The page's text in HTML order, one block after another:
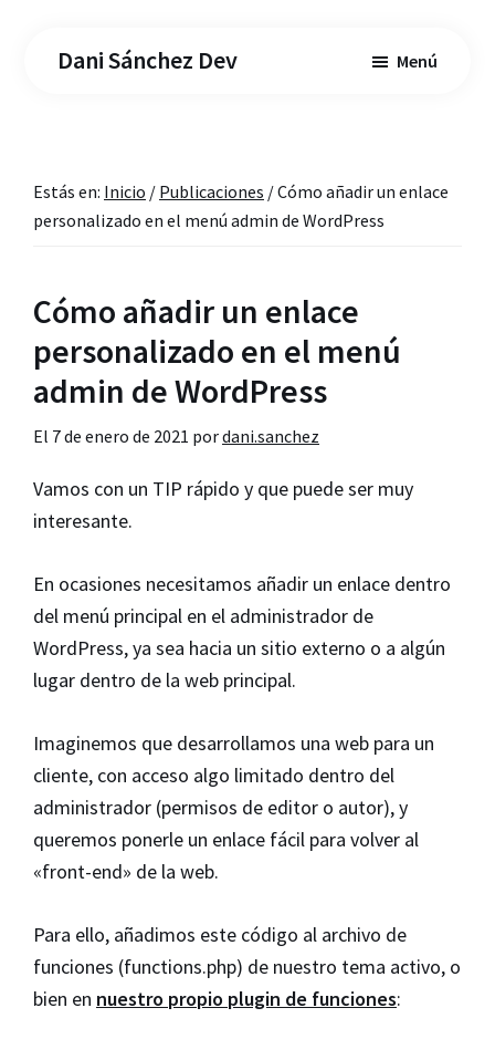
Dani Sánchez Dev Menú
Estás en: Inicio / Publicaciones /Cómo añadir un enlace
personalizado en el menú admin de WordPress
Cómo añadir un enlace
personalizado en el menú
admin de WordPress
El 7 de enero de 2021 pordani.sanchez
Vamos con un TIP rápido y que puede ser muy
interesante.
En ocasiones necesitamos añadir un enlace dentro
del menú principal en el administrador de
WordPress, ya sea hacia un sitio externo o a algún
lugar dentro de la web principal.
Imaginemos que desarrollamos una web para un
cliente, con acceso algo limitado dentro del
administrador (permisos de editor o autor), y
queremos ponerle un enlace fácil para volver al
«front-end» de la web.
Para ello, añadimos este código al archivo de
funciones (functions.php) de nuestro tema activo, o
bien en nuestro propio plugin de funciones: